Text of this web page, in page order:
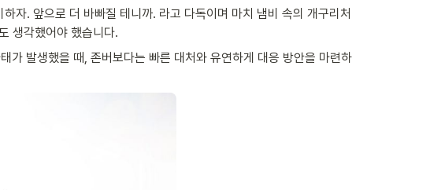
자. 앞으로 더 바빠질 테니까. 라고 다독이며 마치 냄비 속의 개구리처
생각했어야 했습니다.
가 발생했을 때, 존버보다는 빠른 대처와 유연하게 대응 방안을 마련하